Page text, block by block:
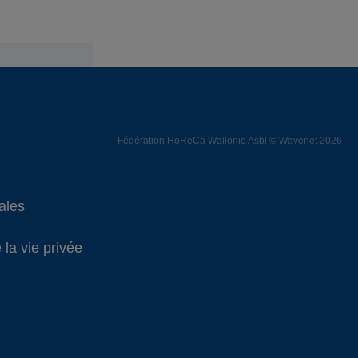
la vie privée
Fédération HoReCa Wallonie Asbl © Wavenet 2026